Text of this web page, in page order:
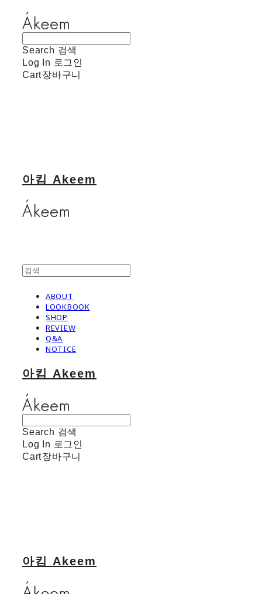
Search 검색
Log In 로그인
Cart장바구니
아킴 Akeem
ABOUT
LOOKBOOK
SHOP
REVIEW
Q&A
NOTICE
아킴 Akeem
Search 검색
Log In 로그인
Cart장바구니
아킴 Akeem